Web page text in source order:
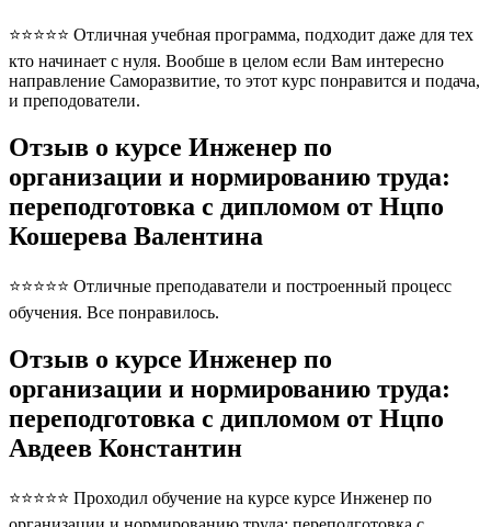
⭐⭐⭐⭐⭐ Отличная учебная программа, подходит даже для тех
кто начинает с нуля. Вообше в целом если Вам интересно
направление Саморазвитие, то этот курс понравится и подача,
и преподователи.
Отзыв о курсе Инженер по
организации и нормированию труда:
переподготовка с дипломом от Нцпо
Кошерева Валентина
⭐⭐⭐⭐⭐ Отличные преподаватели и построенный процесс
обучения. Все понравилось.
Отзыв о курсе Инженер по
организации и нормированию труда:
переподготовка с дипломом от Нцпо
Авдеев Константин
⭐⭐⭐⭐⭐ Проходил обучение на курсе курсе Инженер по